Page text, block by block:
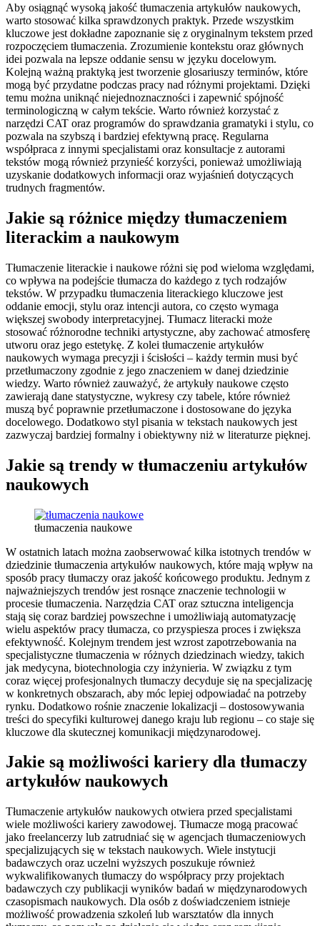
Aby osiągnąć wysoką jakość tłumaczenia artykułów naukowych,
warto stosować kilka sprawdzonych praktyk. Przede wszystkim
kluczowe jest dokładne zapoznanie się z oryginalnym tekstem przed
rozpoczęciem tłumaczenia. Zrozumienie kontekstu oraz głównych
idei pozwala na lepsze oddanie sensu w języku docelowym.
Kolejną ważną praktyką jest tworzenie glosariuszy terminów, które
mogą być przydatne podczas pracy nad różnymi projektami. Dzięki
temu można uniknąć niejednoznaczności i zapewnić spójność
terminologiczną w całym tekście. Warto również korzystać z
narzędzi CAT oraz programów do sprawdzania gramatyki i stylu, co
pozwala na szybszą i bardziej efektywną pracę. Regularna
współpraca z innymi specjalistami oraz konsultacje z autorami
tekstów mogą również przynieść korzyści, ponieważ umożliwiają
uzyskanie dodatkowych informacji oraz wyjaśnień dotyczących
trudnych fragmentów.
Jakie są różnice między tłumaczeniem
literackim a naukowym
Tłumaczenie literackie i naukowe różni się pod wieloma względami,
co wpływa na podejście tłumacza do każdego z tych rodzajów
tekstów. W przypadku tłumaczenia literackiego kluczowe jest
oddanie emocji, stylu oraz intencji autora, co często wymaga
większej swobody interpretacyjnej. Tłumacz literacki może
stosować różnorodne techniki artystyczne, aby zachować atmosferę
utworu oraz jego estetykę. Z kolei tłumaczenie artykułów
naukowych wymaga precyzji i ścisłości – każdy termin musi być
przetłumaczony zgodnie z jego znaczeniem w danej dziedzinie
wiedzy. Warto również zauważyć, że artykuły naukowe często
zawierają dane statystyczne, wykresy czy tabele, które również
muszą być poprawnie przetłumaczone i dostosowane do języka
docelowego. Dodatkowo styl pisania w tekstach naukowych jest
zazwyczaj bardziej formalny i obiektywny niż w literaturze pięknej.
Jakie są trendy w tłumaczeniu artykułów
naukowych
tłumaczenia naukowe
W ostatnich latach można zaobserwować kilka istotnych trendów w
dziedzinie tłumaczenia artykułów naukowych, które mają wpływ na
sposób pracy tłumaczy oraz jakość końcowego produktu. Jednym z
najważniejszych trendów jest rosnące znaczenie technologii w
procesie tłumaczenia. Narzędzia CAT oraz sztuczna inteligencja
stają się coraz bardziej powszechne i umożliwiają automatyzację
wielu aspektów pracy tłumacza, co przyspiesza proces i zwiększa
efektywność. Kolejnym trendem jest wzrost zapotrzebowania na
specjalistyczne tłumaczenia w różnych dziedzinach wiedzy, takich
jak medycyna, biotechnologia czy inżynieria. W związku z tym
coraz więcej profesjonalnych tłumaczy decyduje się na specjalizację
w konkretnych obszarach, aby móc lepiej odpowiadać na potrzeby
rynku. Dodatkowo rośnie znaczenie lokalizacji – dostosowywania
treści do specyfiki kulturowej danego kraju lub regionu – co staje się
kluczowe dla skutecznej komunikacji międzynarodowej.
Jakie są możliwości kariery dla tłumaczy
artykułów naukowych
Tłumaczenie artykułów naukowych otwiera przed specjalistami
wiele możliwości kariery zawodowej. Tłumacze mogą pracować
jako freelancerzy lub zatrudniać się w agencjach tłumaczeniowych
specjalizujących się w tekstach naukowych. Wiele instytucji
badawczych oraz uczelni wyższych poszukuje również
wykwalifikowanych tłumaczy do współpracy przy projektach
badawczych czy publikacji wyników badań w międzynarodowych
czasopismach naukowych. Dla osób z doświadczeniem istnieje
możliwość prowadzenia szkoleń lub warsztatów dla innych